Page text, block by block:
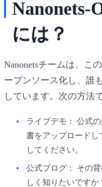
Nanonets-
には？
Nanonetsチームは、こ
ープンソース化し、誰
しています。次の方法
ライブデモ： 公式の
書をアップロードし
してください。
公式ブログ：
その
しく知りたいですか